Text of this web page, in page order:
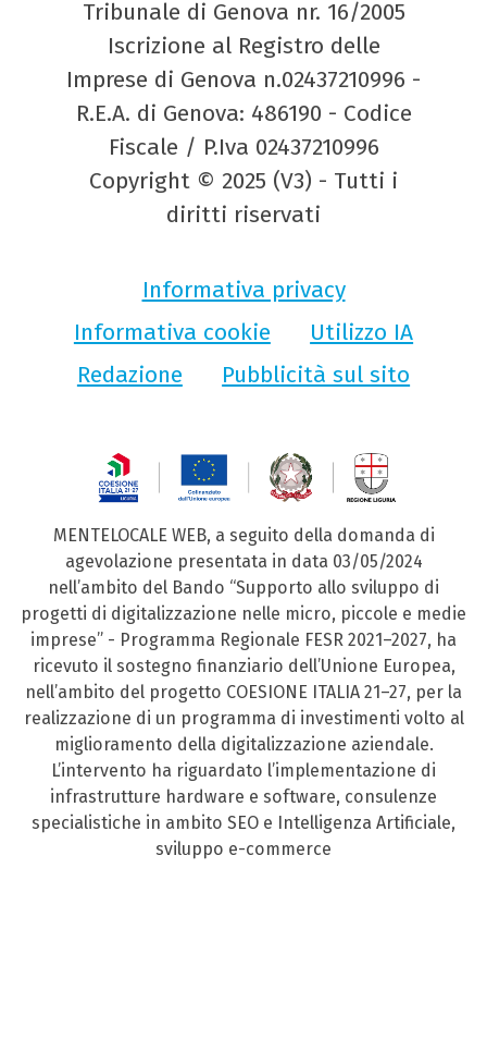
Tribunale di Genova nr. 16/2005
Iscrizione al Registro delle
Imprese di Genova n.02437210996 -
R.E.A. di Genova: 486190 - Codice
Fiscale / P.Iva 02437210996
Copyright © 2025 (V3) - Tutti i
diritti riservati
Informativa privacy
Informativa cookie
Utilizzo IA
Redazione
Pubblicità sul sito
MENTELOCALE WEB, a seguito della domanda di
agevolazione presentata in data 03/05/2024
nell’ambito del Bando “Supporto allo sviluppo di
progetti di digitalizzazione nelle micro, piccole e medie
imprese” - Programma Regionale FESR 2021–2027, ha
ricevuto il sostegno finanziario dell’Unione Europea,
nell’ambito del progetto COESIONE ITALIA 21–27, per la
realizzazione di un programma di investimenti volto al
miglioramento della digitalizzazione aziendale.
L’intervento ha riguardato l’implementazione di
infrastrutture hardware e software, consulenze
specialistiche in ambito SEO e Intelligenza Artificiale,
sviluppo e-commerce